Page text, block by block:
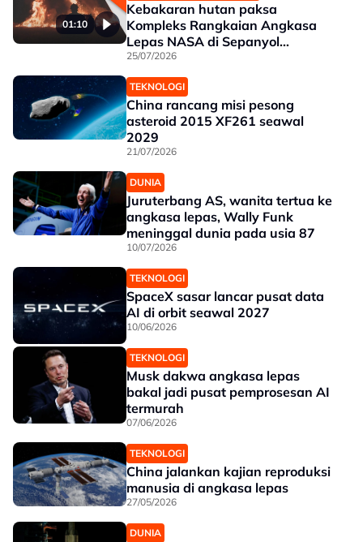
01:10
Kebakaran hutan paksa
Kompleks Rangkaian Angkasa
Lepas NASA di Sepanyol
dikosongkan
25/07/2026
TEKNOLOGI
China rancang misi pesong
asteroid 2015 XF261 seawal
2029
21/07/2026
DUNIA
Juruterbang AS, wanita tertua ke
angkasa lepas, Wally Funk
meninggal dunia pada usia 87
10/07/2026
TEKNOLOGI
SpaceX sasar lancar pusat data
AI di orbit seawal 2027
10/06/2026
TEKNOLOGI
Musk dakwa angkasa lepas
bakal jadi pusat pemprosesan AI
termurah
07/06/2026
TEKNOLOGI
China jalankan kajian reproduksi
manusia di angkasa lepas
27/05/2026
DUNIA